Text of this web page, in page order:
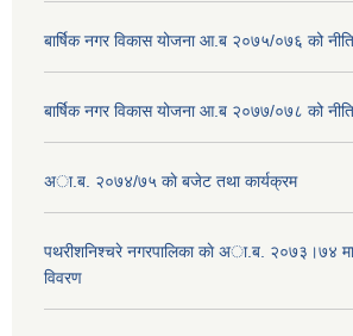
बार्षिक नगर विकास योजना आ.ब २०७५/०७६ को
बार्षिक नगर विकास योजना आ.ब २०७७/०७८ को
अा.ब. २०७४/७५ काे बजेट तथा कार्यक्रम
पथरीशनिश्चरे नगरपालिका काे अा.ब. २०७३।७४ मा
विवरण